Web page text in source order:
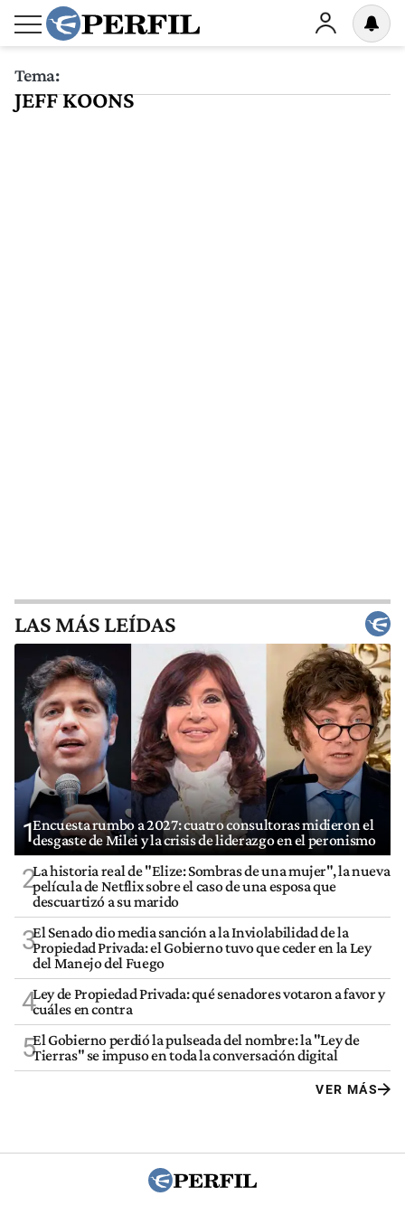
Tema:
JEFF KOONS
LAS MÁS LEÍDAS
1Encuesta rumbo a 2027: cuatro consultoras midieron el
desgaste de Milei y la crisis de liderazgo en el peronismo
2La historia real de "Elize: Sombras de una mujer", la nueva
película de Netflix sobre el caso de una esposa que
descuartizó a su marido
3El Senado dio media sanción a la Inviolabilidad de la
Propiedad Privada: el Gobierno tuvo que ceder en la Ley
del Manejo del Fuego
4Ley de Propiedad Privada: qué senadores votaron a favor y
cuáles en contra
5El Gobierno perdió la pulseada del nombre: la "Ley de
Tierras" se impuso en toda la conversación digital
VER MÁS